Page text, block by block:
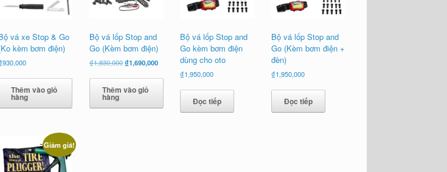
vá xe Stop & Go
kèm bơm điện)
930,000
Thêm vào giỏ
hàng
Bộ vá lốp Stop and
Go (Kèm bơm điện)
₫1,830,000 Giá
là:
₫1,830,000.
₫1,690,000Giá
tại
Thêm vào giỏ
hàng
Bộ vá lốp Stop and
Go kèm bơm điện
dùng cho oto
₫1,950,000
Đọc tiếp
Bộ vá lốp Stop and
Go (Kèm bơm điện +
đèn)
₫1,950,000
Đọc tiếp
Giảm giá!